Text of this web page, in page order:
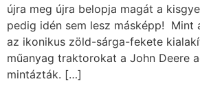
újra meg újra belopja magát a
pedig idén sem lesz másképp! Mint
az ikonikus zöld-sárga-fekete
műanyag traktorokat a John Deere
mintázták. […]